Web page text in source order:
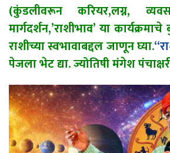
(कुंडलीवरून करियर,लग्न,
मार्गदर्शन,’राशीभाव’ या
राशीच्या स्वभावाबद्दल जाणून घ्या.
पेजला भेट द्या. ज्योतिषी मंगेश